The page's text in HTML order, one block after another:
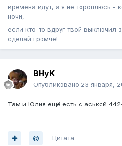
времена идут, а я не тороплюсь -
ночи,
если кто-то вдруг твой выключил
сделай громче!
BHyK
Опубликовано 23 января,
Там и Юлия ещё есть с аськой
Цитата